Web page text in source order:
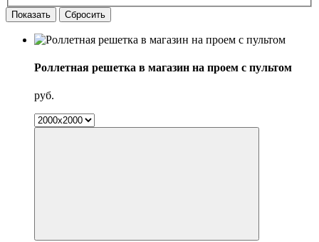
Показать Сбросить
Роллетная решетка в магазин на проем с пультом
руб.